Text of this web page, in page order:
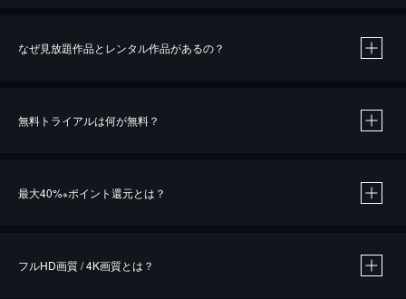
なぜ見放題作品とレンタル作品があるの？
無料トライアルは何が無料？
最大40%※ポイント還元とは？
フルHD画質 / 4K画質とは？